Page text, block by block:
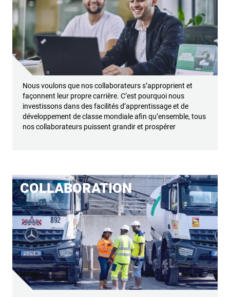
Nous voulons que nos collaborateurs s’approprient et
façonnent leur propre carrière. C’est pourquoi nous
investissons dans des facilités d’apprentissage et de
développement de classe mondiale afin qu’ensemble, tous
nos collaborateurs puissent grandir et prospérer
COLLABORATION